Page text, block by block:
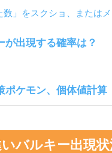
」をスクショ、または
が出現する確率は？
ポケモン、個体値計算
バルキー出現